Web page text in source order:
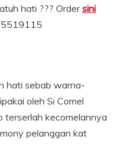
hati ??? Ordersini
5519115
hati sebab warna-
oleh Si Comel
terserlah kecomelannya
pelanggan kat